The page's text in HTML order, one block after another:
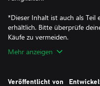
*Dieser Inhalt ist auch als Teil
erhältlich. Bitte überprüfe
Käufe zu vermeiden.
Mehr anzeigen
Veröffentlicht von